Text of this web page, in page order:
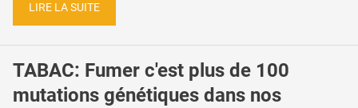
LIRE LA SUITE
TABAC: Fumer c'est plus de 100
mutations génétiques dans nos